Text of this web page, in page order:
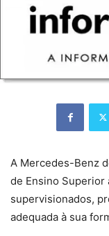
A Mercedes-Benz
de Ensino
supervisionados,
adequada à sua